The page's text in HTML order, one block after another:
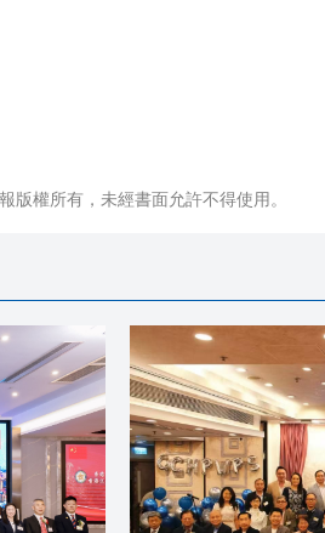
版權所有，未經書面允許不得使用。